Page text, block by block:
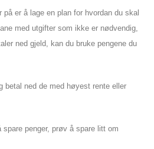
på er å lage en plan for hvordan du skal
med utgifter som ikke er nødvendig,
ned gjeld, kan du bruke pengene du
betal ned de med høyest rente eller
penger, prøv å spare litt om